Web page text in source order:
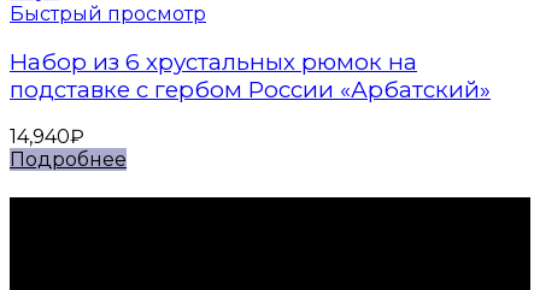
Быстрый просмотр
Набор из 6 хрустальных рюмок на
подставке с гербом России «Арбатский»
14,940₽
Подробнее